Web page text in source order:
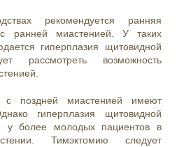
рекомендуется ранняя
ранней миастенией. У таких
гиперплазия щитовидной
рассмотреть возможность
с поздней миастенией имеют
гиперплазия щитовидной
у более молодых пациентов в
Тимэктомию следует